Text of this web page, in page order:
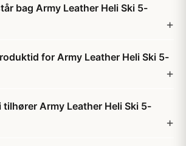
bag Army Leather Heli Ski 5-
for Army Leather Heli Ski 5-
Army Leather Heli Ski 5-